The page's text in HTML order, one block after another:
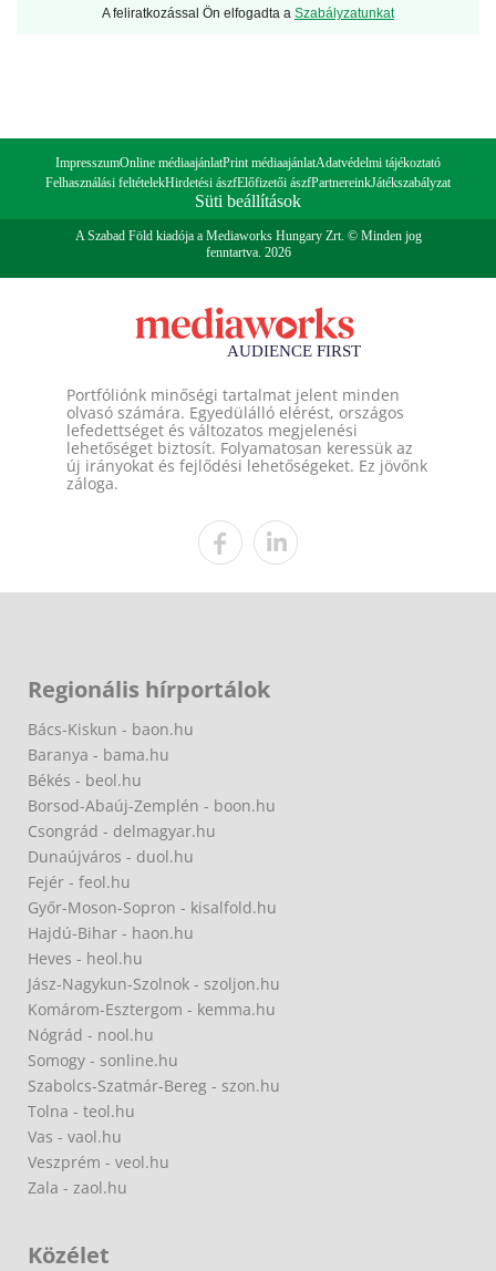
A feliratkozással Ön elfogadta a Szabályzatunkat
ImpresszumOnline médiaajánlatPrint médiaajánlatAdatvédelmi tájékoztató
Felhasználási feltételekHirdetési ászfElőfizetői ászfPartnereinkJátékszabályzat
Süti beállítások
A Szabad Föld kiadója a Mediaworks Hungary Zrt. © Minden jog
fenntartva. 2026
Portfóliónk minőségi tartalmat jelent minden
olvasó számára. Egyedülálló elérést, országos
lefedettséget és változatos megjelenési
lehetőséget biztosít. Folyamatosan keressük az
új irányokat és fejlődési lehetőségeket. Ez jövőnk
záloga.
Regionális hírportálok
Bács-Kiskun - baon.hu
Baranya - bama.hu
Békés - beol.hu
Borsod-Abaúj-Zemplén - boon.hu
Csongrád - delmagyar.hu
Dunaújváros - duol.hu
Fejér - feol.hu
Győr-Moson-Sopron - kisalfold.hu
Hajdú-Bihar - haon.hu
Heves - heol.hu
Jász-Nagykun-Szolnok - szoljon.hu
Komárom-Esztergom - kemma.hu
Nógrád - nool.hu
Somogy - sonline.hu
Szabolcs-Szatmár-Bereg - szon.hu
Tolna - teol.hu
Vas - vaol.hu
Veszprém - veol.hu
Zala - zaol.hu
Közélet